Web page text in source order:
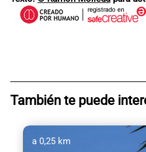
También te puede
a 0,25 km